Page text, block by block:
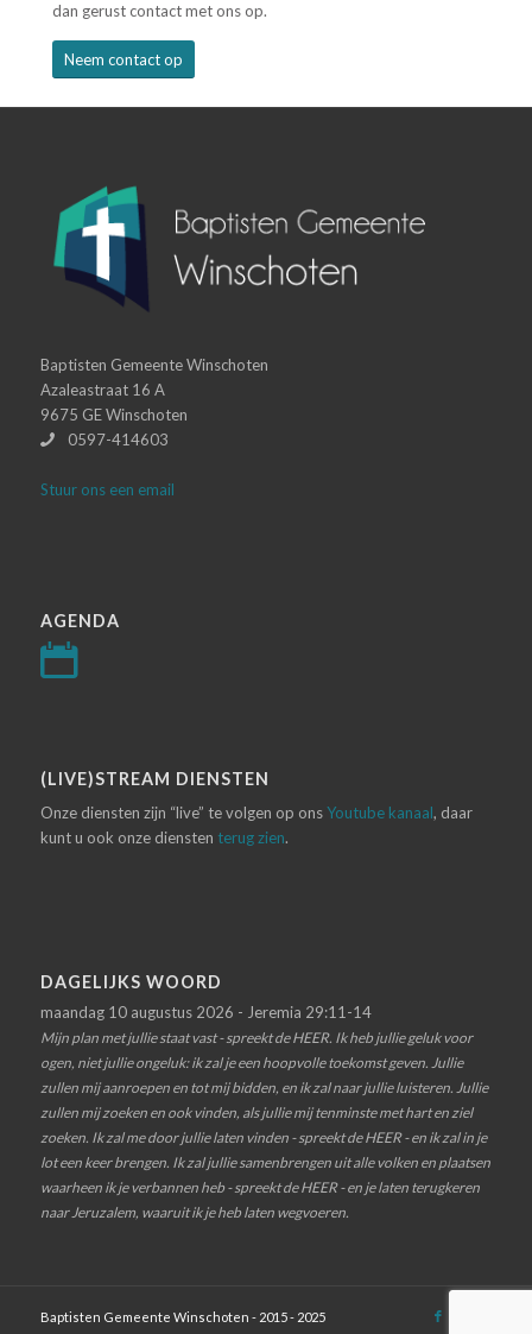
dan gerust contact met ons op.
Neem contact op
Baptisten Gemeente Winschoten
Azaleastraat 16 A
9675 GE Winschoten
0597-414603
Stuur ons een email
AGENDA
(LIVE)STREAM DIENSTEN
Onze diensten zijn “live” te volgen op onsYoutube kanaal, daar
kunt u ook onze diensten terug zien.
DAGELIJKS WOORD
maandag 10 augustus 2026 - Jeremia 29:11-14
Mijn plan met jullie staat vast - spreekt de HEER. Ik heb jullie geluk voor
ogen, niet jullie ongeluk: ik zal je een hoopvolle toekomst geven. Jullie
zullen mij aanroepen en tot mij bidden, en ik zal naar jullie luisteren. Jullie
zullen mij zoeken en ook vinden, als jullie mij tenminste met hart en ziel
zoeken. Ik zal me door jullie laten vinden - spreekt de HEER - en ik zal in je
lot een keer brengen. Ik zal jullie samenbrengen uit alle volken en plaatsen
waarheen ik je verbannen heb - spreekt de HEER - en je laten terugkeren
naar Jeruzalem, waaruit ik je heb laten wegvoeren.
Baptisten Gemeente Winschoten - 2015 - 2025